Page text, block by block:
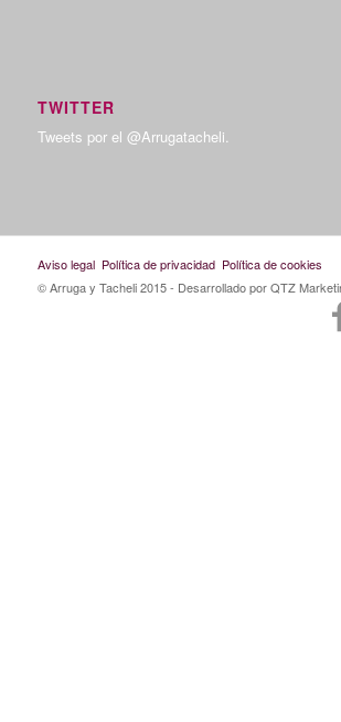
TWITTER
Tweets por el @Arrugatacheli.
Aviso legal Política de privacidad Política de cookies
© Arruga y Tacheli 2015- Desarrollado por QTZ